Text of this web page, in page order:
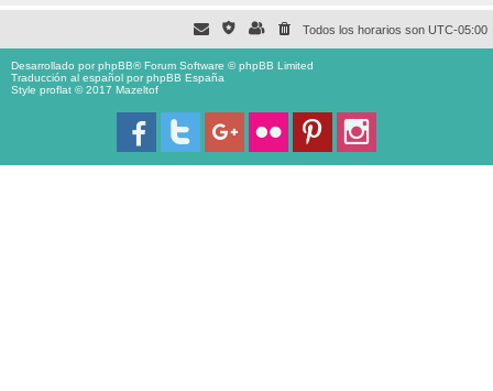
Todos los horarios son UTC-05:00
Desarrollado porphpBB® Forum Software © phpBB Limited
Traducción al español porphpBB España
Style proflat © 2017 Mazeltof